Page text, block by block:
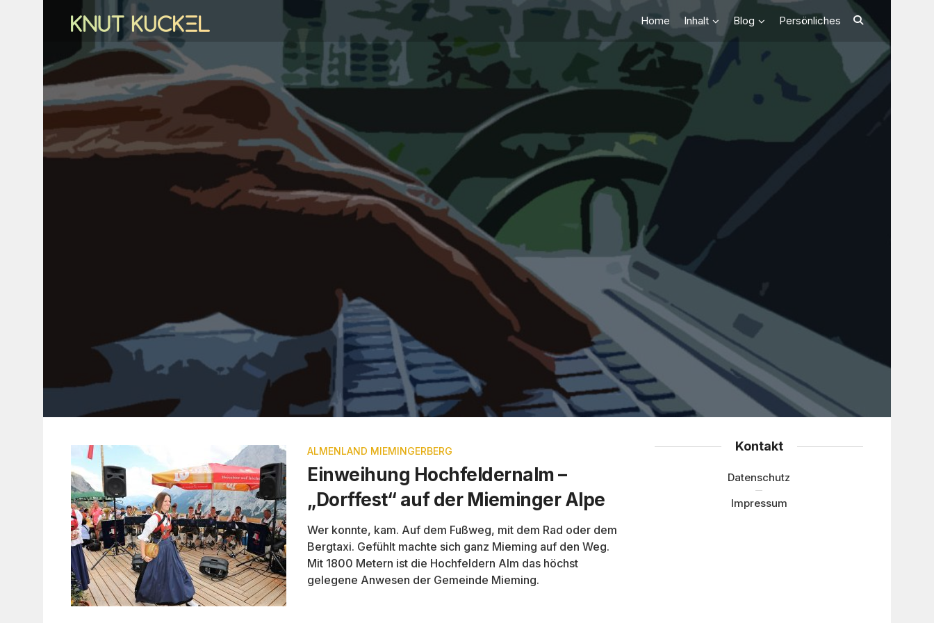
Home Inhalt Blog Persönliches
ALMENLAND MIEMINGERBERG
Einweihung Hochfeldernalm –
„Dorffest“ auf der Mieminger Alpe
Wer konnte, kam. Auf dem Fußweg, mit dem Rad oder dem
Bergtaxi. Gefühlt machte sich ganz Mieming auf den Weg.
Mit 1800 Metern ist die Hochfeldern Alm das höchst
gelegene Anwesen der Gemeinde Mieming.
Kontakt
Datenschutz
Impressum